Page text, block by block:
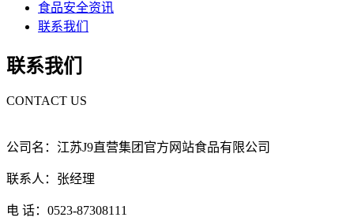
食品安全资讯
联系我们
联系我们
CONTACT US
公司名：江苏J9直营集团官方网站食品有限公司
联系人：张经理
电 话：0523-87308111